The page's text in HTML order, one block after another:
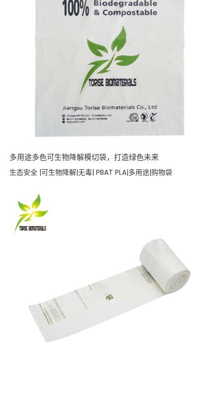
多用途多色可生物降解模切袋，打造绿色未来
生态安全 |可生物降解|无毒| PBAT PLA|多用途|购物袋